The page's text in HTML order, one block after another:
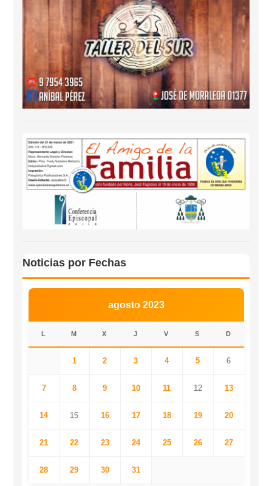
Noticias por Fechas
agosto 2023
L M X J V S D
1 2 3 4 5 6
7 8 9 10 11 12 13
14 15 16 17 18 19 20
21 22 23 24 25 26 27
28 29 30 31